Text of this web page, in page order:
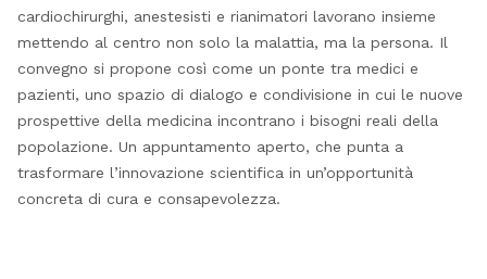
cardiochirurghi, anestesisti e rianimatori lavorano insieme
mettendo al centro non solo la malattia, ma la persona. Il
convegno si propone così come un ponte tra medici e
pazienti, uno spazio di dialogo e condivisione in cui le nuove
prospettive della medicina incontrano i bisogni reali della
popolazione. Un appuntamento aperto, che punta a
trasformare l’innovazione scientifica in un’opportunità
concreta di cura e consapevolezza.